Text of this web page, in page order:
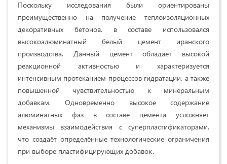
Поскольку исследования были ориентированы
преимущественно на получение теплоизоляционных
декоративных бетонов, в составе использовался
высокоалюминатный белый цемент иранского
производства. Данный цемент обладает высокой
реакционной активностью и характеризуется
интенсивным протеканием процессов гидратации, а также
повышенной чувствительностью к минеральным
добавкам. Одновременно высокое содержание
алюминатных фаз в составе цемента усложняет
механизмы взаимодействия с суперпластификаторами,
что создаёт определённые технологические ограничения
при выборе пластифицирующих добавок.